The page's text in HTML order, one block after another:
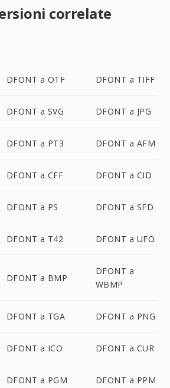
correlate
DFONT a OTF DFONT a TIFF
DFONT a SVG DFONT a JPG
DFONT a PT3 DFONT a AFM
DFONT a CFF DFONT a CID
DFONT a PS DFONT a SFD
DFONT a T42 DFONT a UFO
DFONT a BMP
DFONT a
WBMP
DFONT a TGA DFONT a PNG
DFONT a ICO DFONT a CUR
DFONT a PGM DFONT a PPM